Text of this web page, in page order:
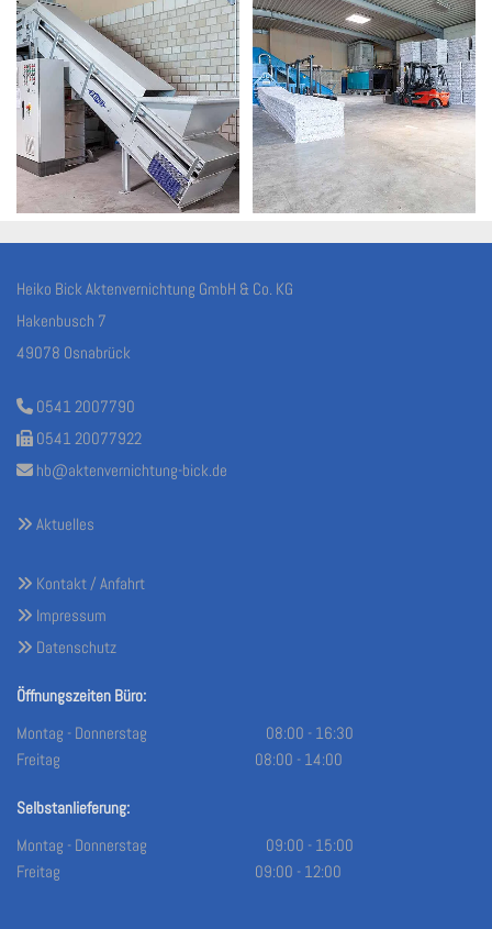
Heiko Bick Aktenvernichtung GmbH & Co. KG
Hakenbusch 7
49078 Osnabrück
 0541 2007790
 0541 20077922
 hb@aktenvernichtung-bick.de
 Aktuelles
 Kontakt / Anfahrt
 Impressum
 Datenschutz
Öffnungszeiten Büro:
Montag - Donnerstag 08:00 - 16:30
Freitag 08:00 - 14:00
Selbstanlieferung:
Montag - Donnerstag 09:00 - 15:00
Freitag 09:00 - 12:00